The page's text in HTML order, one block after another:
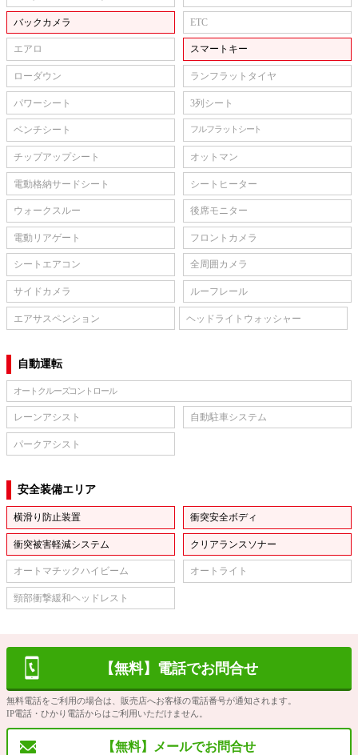
バックカメラ ETC
エアロ スマートキー
ローダウン ランフラットタイヤ
パワーシート 3列シート
ベンチシート フルフラットシート
チップアップシート オットマン
電動格納サードシート シートヒーター
ウォークスルー 後席モニター
電動リアゲート フロントカメラ
シートエアコン 全周囲カメラ
サイドカメラ ルーフレール
エアサスペンション ヘッドライトウォッシャー
自動運転
オートクルーズコントロール
レーンアシスト 自動駐車システム
パークアシスト
安全装備エリア
横滑り防止装置 衝突安全ボディ
衝突被害軽減システム クリアランスソナー
オートマチックハイビーム オートライト
頸部衝撃緩和ヘッドレスト
【無料】電話でお問合せ
無料電話をご利用の場合は、販売店へお客様の電話番号が通知されます。
IP電話・ひかり電話からはご利用いただけません。
【無料】メールでお問合せ